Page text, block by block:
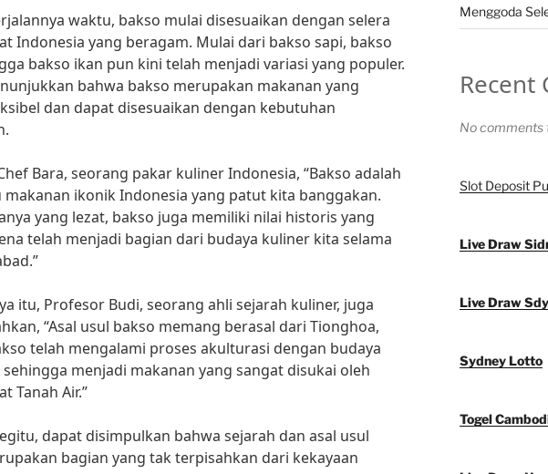
waktu, bakso mulai disesuaikan dengan selera
Indonesia yang beragam. Mulai dari bakso sapi, bakso
bakso ikan pun kini telah menjadi variasi yang populer.
bahwa bakso merupakan makanan yang
dan dapat disesuaikan dengan kebutuhan
Bara, seorang pakar kuliner Indonesia, “Bakso adalah
makanan ikonik Indonesia yang patut kita banggakan.
yang lezat, bakso juga memiliki nilai historis yang
telah menjadi bagian dari budaya kuliner kita selama
itu, Profesor Budi, seorang ahli sejarah kuliner, juga
“Asal usul bakso memang berasal dari Tionghoa,
telah mengalami proses akulturasi dengan budaya
menjadi makanan yang sangat disukai oleh
Tanah Air.”
dapat disimpulkan bahwa sejarah dan asal usul
bagian yang tak terpisahkan dari kekayaan
Menggoda
Recent
No comments
Slot Deposit
Live Draw
Live Draw Sdy
Sydney Lotto
Togel